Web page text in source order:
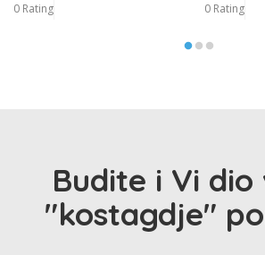
0 Rating 0 Rating
Budite i Vi dio
"kostagdje"